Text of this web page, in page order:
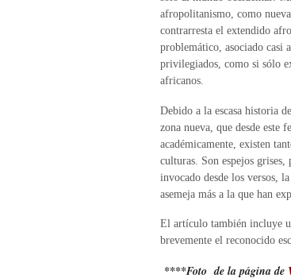
afropolitanismo, como
contrarresta el extendido
problemático, asociado casi
privilegiados, como si sólo
africanos.
Debido a la escasa historia
zona nueva, que desde
académicamente, existen
culturas. Son espejos grises,
invocado desde los versos,
asemeja más a la que han
El artículo también incluye
brevemente el reconocido
****Foto de la página de